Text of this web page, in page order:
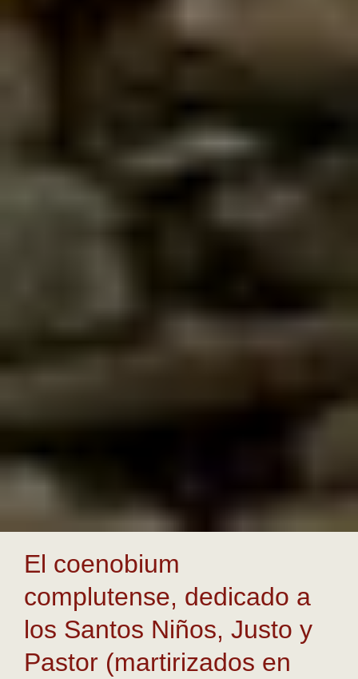
El coenobium
complutense, dedicado a
los Santos Niños, Justo y
Pastor (martirizados en